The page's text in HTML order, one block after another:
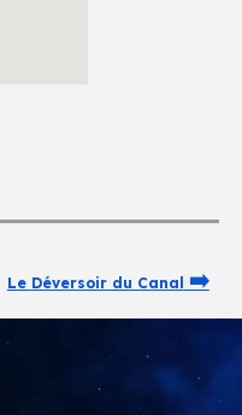
Le Déversoir du Canal ➡️